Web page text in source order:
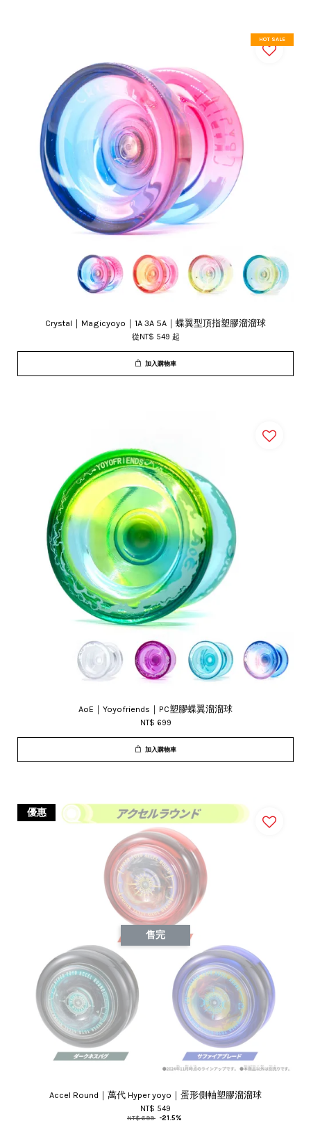
HOT SALE
Crystal｜Magicyoyo｜1A 3A 5A｜蝶翼型頂指塑膠溜溜球
從NT$ 549 起
加入購物車
AoE｜Yoyofriends｜PC塑膠蝶翼溜溜球
NT$ 699
加入購物車
優惠
售完
Accel Round｜萬代 Hyper yoyo｜蛋形側軸塑膠溜溜球
NT$ 549
NT$ 699 -21.5%